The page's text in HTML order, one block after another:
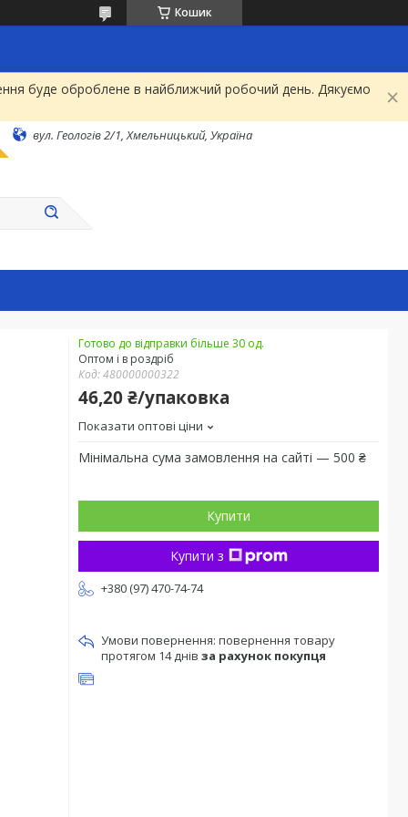
Кошик
буде оброблене в найближчий робочий день. Дякуємо
вул. Геологів 2/1, Хмельницький, Україна
Готово до відправки більше 30 од.
Оптом і в роздріб
Код:480000000322
46,20 ₴/упаковка
Показати оптові ціни
Мінімальна сума замовлення на сайті — 500 ₴
Купити
Купити з
+380 (97) 470-74-74
повернення товару
протягом 14 днів за рахунок покупця